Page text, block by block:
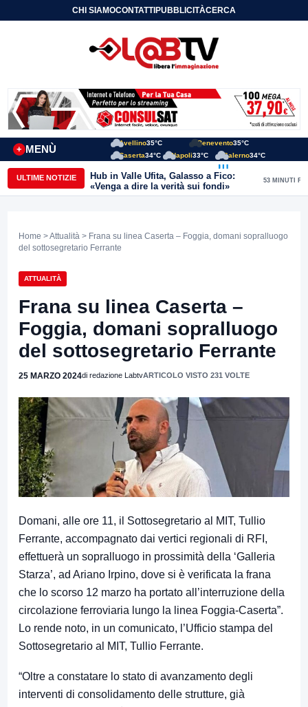
CHI SIAMOCONTATTIPUBBLICITÀCERCA
MENÙ
+
Avellino35°C Benevento35°C
Caserta34°C Napoli33°C Salerno34°C
ULTIME NOTIZIE
Hub in Valle Ufita, Galasso a Fico:
«Venga a dire la verità sui fondi»
53 MINUTI FA
Home >Attualità > Frana su linea Caserta – Foggia, domani sopralluogo
del sottosegretario Ferrante
ATTUALITÀ
Frana su linea Caserta –
Foggia, domani sopralluogo
del sottosegretario Ferrante
25 MARZO 2024di redazione LabtvARTICOLO VISTO 231 VOLTE
Domani, alle ore 11, il Sottosegretario al MIT, Tullio
Ferrante, accompagnato dai vertici regionali di RFI,
effettuerà un sopralluogo in prossimità della ‘Galleria
Starza’, ad Ariano Irpino, dove si è verificata la frana
che lo scorso 12 marzo ha portato all’interruzione della
circolazione ferroviaria lungo la linea Foggia-Caserta”.
Lo rende noto, in un comunicato, l’Ufficio stampa del
Sottosegretario al MIT, Tullio Ferrante.
“Oltre a constatare lo stato di avanzamento degli
interventi di consolidamento delle strutture, già